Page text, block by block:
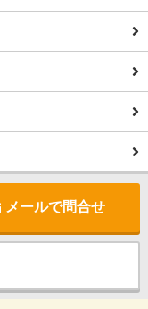
メールで問合せ